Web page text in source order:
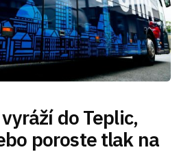
do Teplic,
poroste tlak na